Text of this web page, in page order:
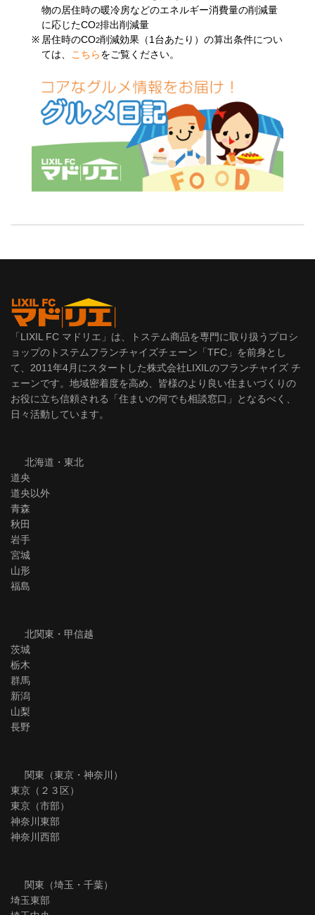
物の居住時の暖冷房などのエネルギー消費量の削減量
に応じたCO2排出削減量
※ 居住時のCO2削減効果（1台あたり）の算出条件につい
ては、 こちら をご覧ください。
「LIXIL FC マドリエ」は、トステム商品を専門に取り扱うプロシ
ョップのトステムフランチャイズチェーン「TFC」を前身とし
て、2011年4月にスタートした株式会社LIXILのフランチャイズ チ
ェーンです。地域密着度を高め、皆様のより良い住まいづくりの
お役に立ち信頼される「住まいの何でも相談窓口」となるべく、
日々活動しています。
北海道・東北
道央
道央以外
青森
秋田
岩手
宮城
山形
福島
北関東・甲信越
茨城
栃木
群馬
新潟
山梨
長野
関東（東京・神奈川）
東京（２３区）
東京（市部）
神奈川東部
神奈川西部
関東（埼玉・千葉）
埼玉東部